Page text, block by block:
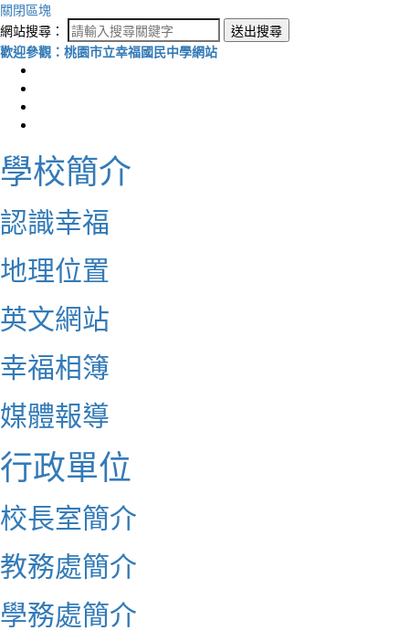
關閉區塊
網站搜尋：
送出搜尋
歡迎參觀：桃園市立幸福國民中學網站
學校簡介
認識幸福
地理位置
英文網站
幸福相簿
媒體報導
行政單位
校長室簡介
教務處簡介
學務處簡介